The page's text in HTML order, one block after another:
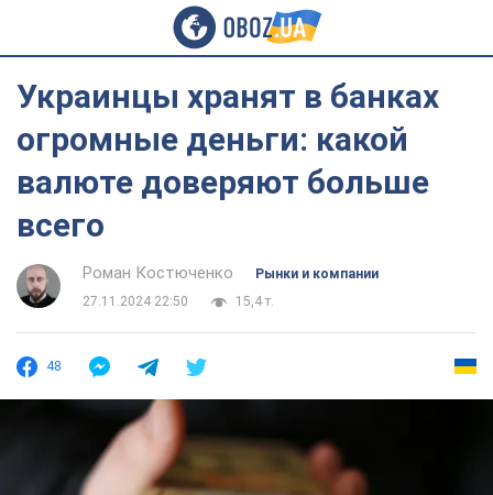
Украинцы хранят в банках
огромные деньги: какой
валюте доверяют больше
всего
Роман Костюченко
Рынки и компании
27.11.2024 22:50
15,4 т.
48